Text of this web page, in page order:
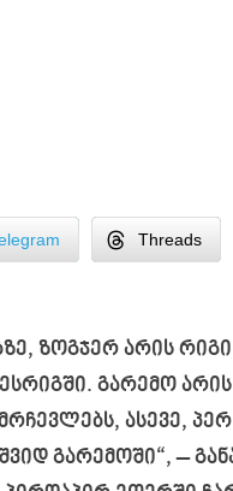
Threads
ზოგჯერ არის
გარემო
ასევე,
გარემოში“, –